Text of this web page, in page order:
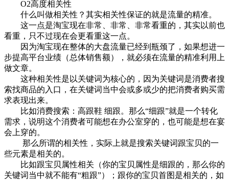
O2高度相关性
什么叫做相关性？其实相关性保证的就是流量的精准。
这一点是淘宝现在非常、非常、非常看重的，其实以前也
看重，只不过现在会更看重这一点。
因为淘宝现在整体的大盘流量已经到瓶颈了，如果想进一
步提高平台业绩（总体销售额），就必须在流量的精准利用上
做文章。
这种相关性是以关键词为核心的，因为关键词是消费者搜
索找商品的入口，在关键词当中会或多或少的把消费者购买需
求表现出来。
比如消费搜索：高跟鞋 细跟。那么“细跟”就是一个转化
需求，说明这个消费者可能想在办公室穿的，也可能是想在宴
会上穿的。
那么所谓的相关性，实际上就是搜索关键词跟宝贝的一
些元素是相关的。
比如跟宝贝属性相关（你的宝贝属性是细跟的，那么你的
关键词当中就不能有“粗跟”）；跟你的宝贝首图是相关的，如